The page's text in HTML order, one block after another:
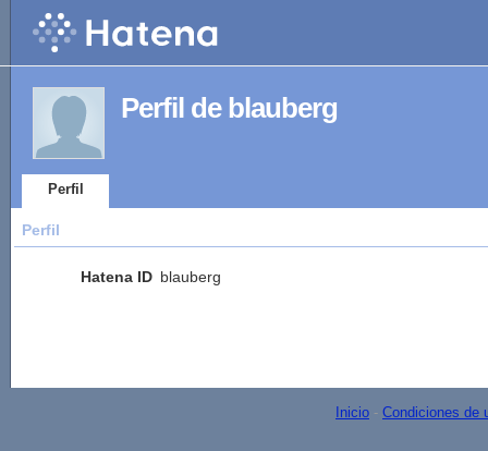
Perfil de blauberg
Perfil
Perfil
Hatena ID blauberg
Inicio - Condiciones de